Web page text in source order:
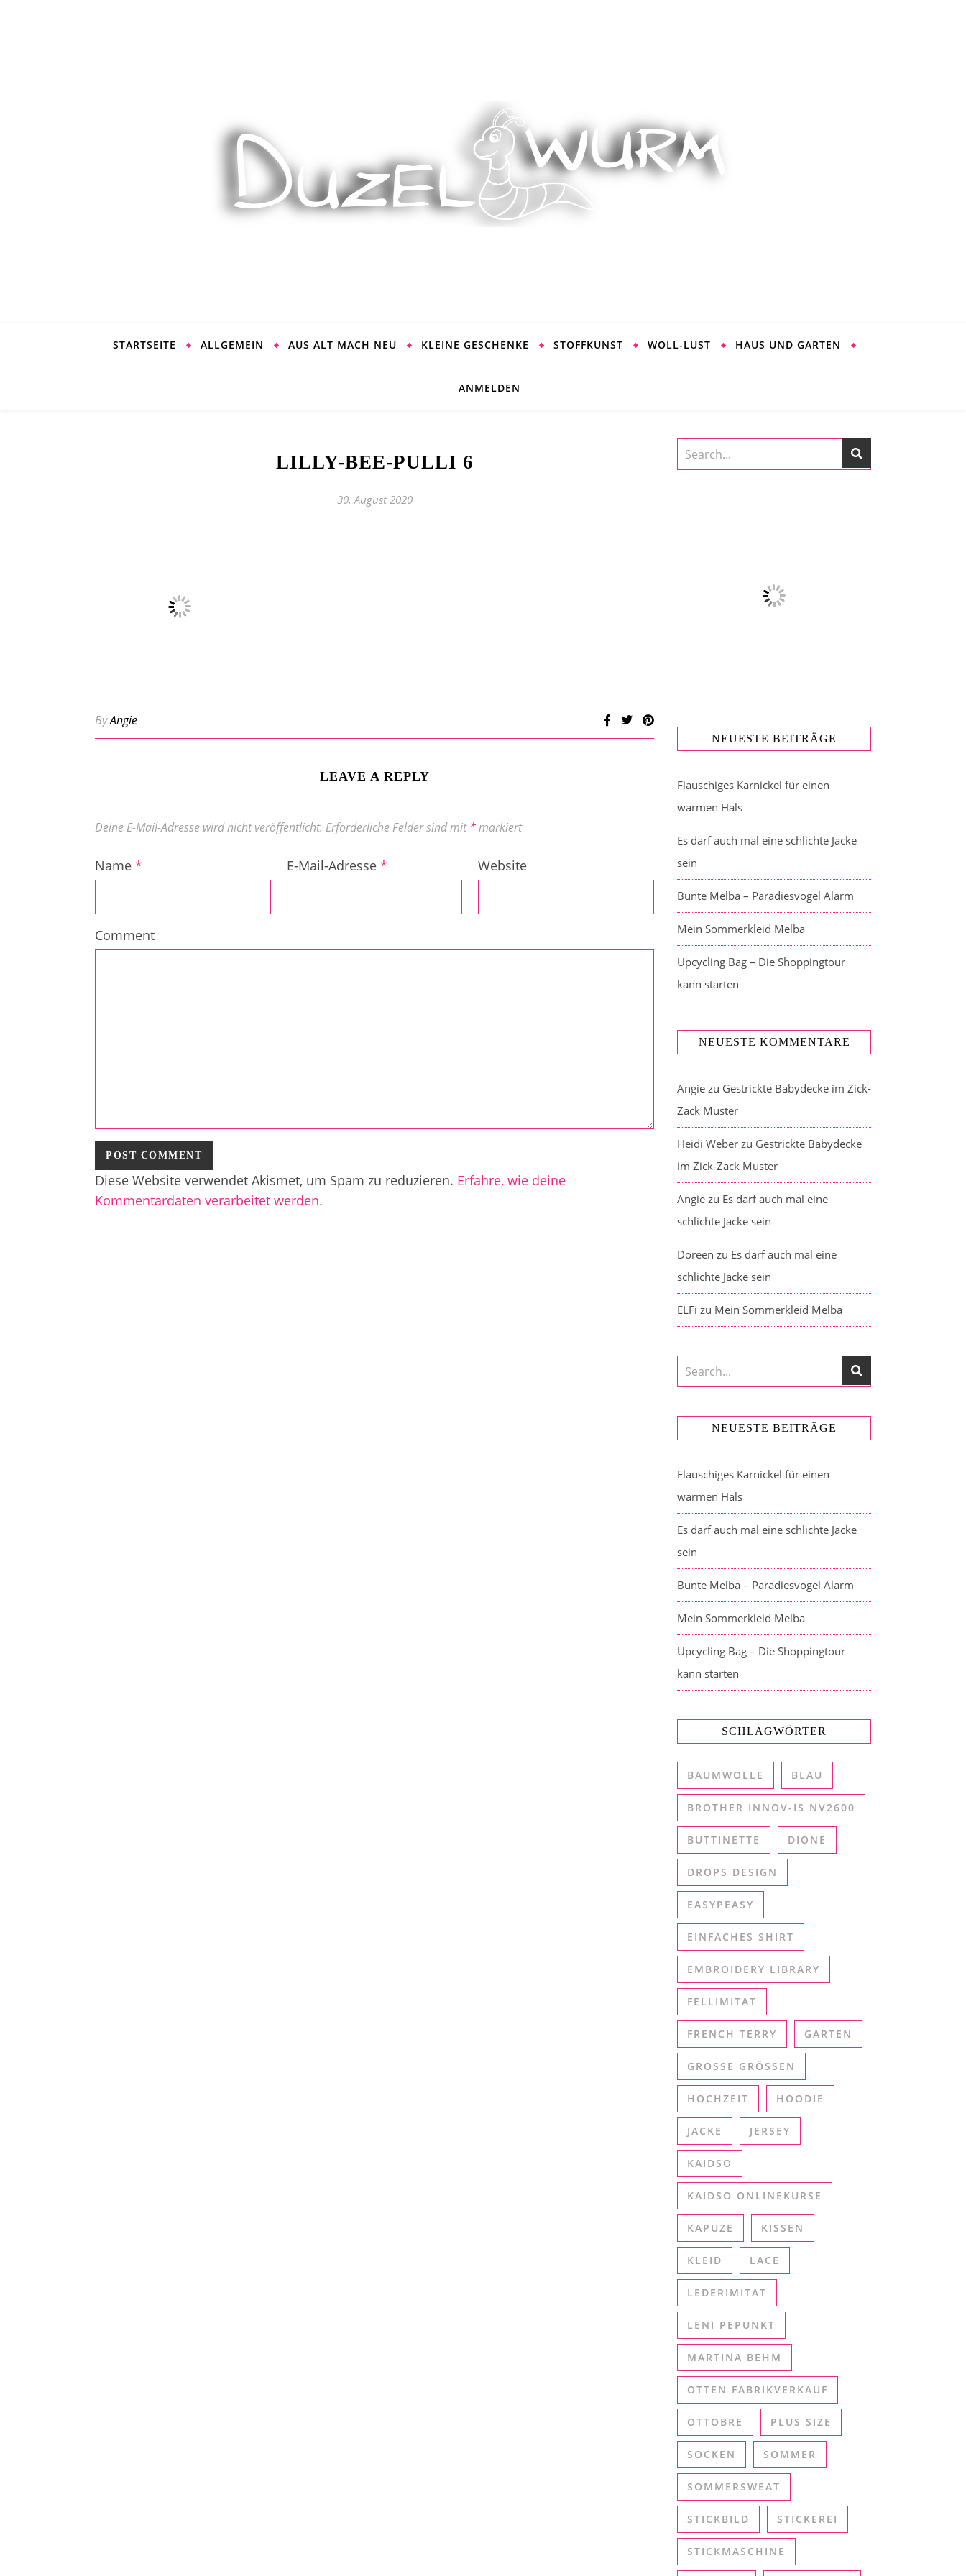
STARTSEITE ALLGEMEIN AUS ALT MACH NEU KLEINE GESCHENKE STOFFKUNST WOLL-LUST HAUS UND GARTEN
ANMELDEN
LILLY-BEE-PULLI 6
30. August 2020
ByAngie
LEAVE A REPLY
Deine E-Mail-Adresse wird nicht veröffentlicht. Erforderliche Felder sind mit*markiert
Name * E-Mail-Adresse * Website
Comment
Diese Website verwendet Akismet, um Spam zu reduzieren. Erfahre, wie deine
Kommentardaten verarbeitet werden.
NEUESTE BEITRÄGE
Flauschiges Karnickel für einen
warmen Hals
Es darf auch mal eine schlichte Jacke
sein
Bunte Melba – Paradiesvogel Alarm
Mein Sommerkleid Melba
Upcycling Bag – Die Shoppingtour
kann starten
NEUESTE KOMMENTARE
Angie zu Gestrickte Babydecke im Zick-
Zack Muster
Heidi Weber zu Gestrickte Babydecke
im Zick-Zack Muster
Angie zu Es darf auch mal eine
schlichte Jacke sein
Doreen zu Es darf auch mal eine
schlichte Jacke sein
ELFi zu Mein Sommerkleid Melba
NEUESTE BEITRÄGE
Flauschiges Karnickel für einen
warmen Hals
Es darf auch mal eine schlichte Jacke
sein
Bunte Melba – Paradiesvogel Alarm
Mein Sommerkleid Melba
Upcycling Bag – Die Shoppingtour
kann starten
SCHLAGWÖRTER
BAUMWOLLE BLAU
BROTHER INNOV-IS NV2600
BUTTINETTE DIONE
DROPS DESIGN
EASYPEASY
EINFACHES SHIRT
EMBROIDERY LIBRARY
FELLIMITAT
FRENCH TERRY GARTEN
GROSSE GRÖSSEN
HOCHZEIT HOODIE
JACKE JERSEY
KAIDSO
KAIDSO ONLINEKURSE
KAPUZE KISSEN
KLEID LACE
LEDERIMITAT
LENI PEPUNKT
MARTINA BEHM
OTTEN FABRIKVERKAUF
OTTOBRE PLUS SIZE
SOCKEN SOMMER
SOMMERSWEAT
STICKBILD STICKEREI
STICKMASCHINE